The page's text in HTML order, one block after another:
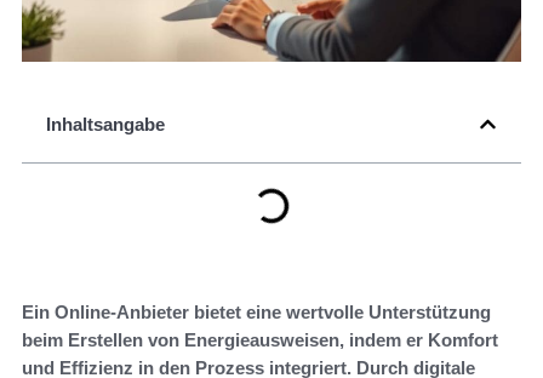
Inhaltsangabe
Ein Online-Anbieter bietet eine wertvolle Unterstützung
beim Erstellen von Energieausweisen, indem er Komfort
und Effizienz in den Prozess integriert. Durch digitale